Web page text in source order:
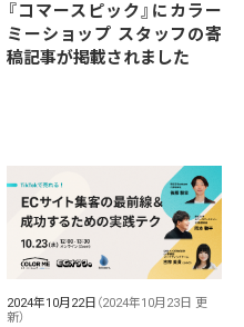
『コマースピック』にカラー
ミーショップ スタッフの寄
稿記事が掲載されました
2024年10月22日 （2024年10月23日 更
新）